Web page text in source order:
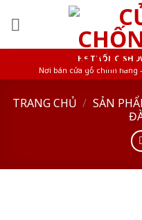
HỆ THỐNG
Nơi bán cửa gỗ chính hãng
TRANG CHỦ / SẢN